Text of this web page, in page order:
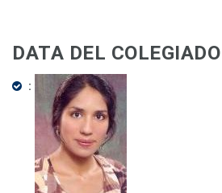
DATA DEL COLEGIADO